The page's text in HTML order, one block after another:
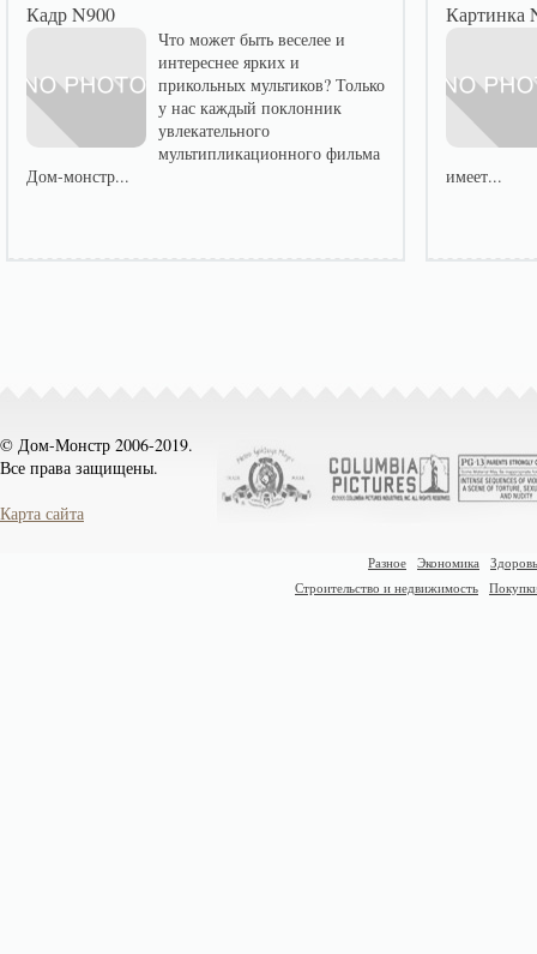
Кадр N900
Что может быть веселее и
интереснее ярких и
прикольных мультиков? Только
у нас каждый поклонник
увлекательного
мультипликационного фильма
Дом-монстр...
Картинка
имеет...
© Дом-Монстр 2006-2019.
Все права защищены.
Карта сайта
Разное Экономика
Строительство и недвижимость